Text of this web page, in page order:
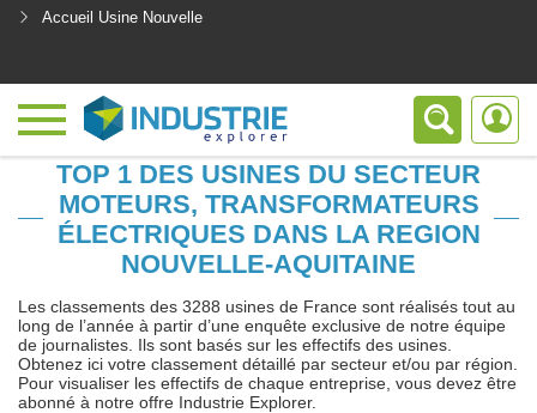
Accueil Usine Nouvelle
TOP 1 DES USINES DU SECTEUR
MOTEURS, TRANSFORMATEURS
ÉLECTRIQUES DANS LA REGION
NOUVELLE-AQUITAINE
Les classements des 3288 usines de France sont réalisés tout au
long de l’année à partir d’une enquête exclusive de notre équipe
de journalistes. Ils sont basés sur les effectifs des usines.
Obtenez ici votre classement détaillé par secteur et/ou par région.
Pour visualiser les effectifs de chaque entreprise, vous devez être
abonné à notre offre Industrie Explorer.